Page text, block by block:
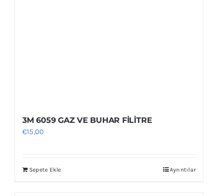
3M 6059 GAZ VE BUHAR FİLİTRE
€15,00
Sepete Ekle Ayrıntılar